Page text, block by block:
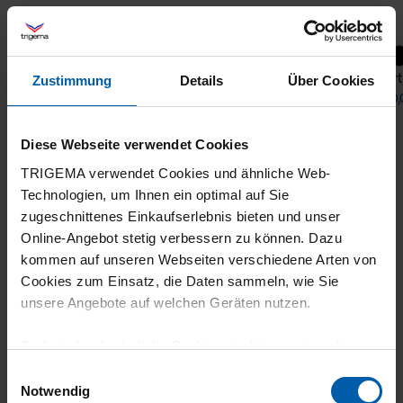
Zustimmung Details Über Cookies
Diese Webseite verwendet Cookies
TRIGEMA verwendet Cookies und ähnliche Web-
Technologien, um Ihnen ein optimal auf Sie
zugeschnittenes Einkaufserlebnis bieten und unser
Online-Angebot stetig verbessern zu können. Dazu
kommen auf unseren Webseiten verschiedene Arten von
Cookies zum Einsatz, die Daten sammeln, wie Sie
unsere Angebote auf welchen Geräten nutzen.
Technisch erforderliche Cookies sind eine notwendige
grundlegende Funktionen wie etwa zur Auswahl und
Notwendig
Fahrradjacke mit Spiralförmigen Design
ab
Klimaneutraler
Familienunternehmen